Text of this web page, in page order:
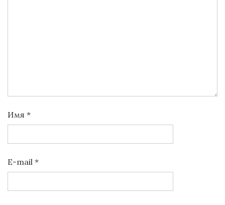
Имя *
E-mail *